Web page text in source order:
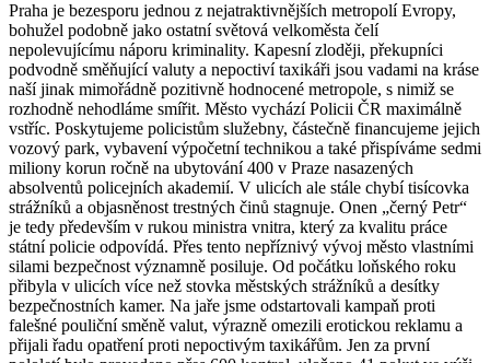
Praha je bezesporu jednou z nejatraktivnějších metropolí Evropy,
bohužel podobně jako ostatní světová velkoměsta čelí
nepolevujícímu náporu kriminality. Kapesní zloději, překupníci
podvodně směňující valuty a nepoctiví taxikáři jsou vadami na kráse
naší jinak mimořádně pozitivně hodnocené metropole, s nimiž se
rozhodně nehodláme smířit. Město vychází Policii ČR maximálně
vstříc. Poskytujeme policistům služebny, částečně financujeme jejich
vozový park, vybavení výpočetní technikou a také přispíváme sedmi
miliony korun ročně na ubytování 400 v Praze nasazených
absolventů policejních akademií. V ulicích ale stále chybí tisícovka
strážníků a objasněnost trestných činů stagnuje. Onen „černý Petr“
je tedy především v rukou ministra vnitra, který za kvalitu práce
státní policie odpovídá. Přes tento nepříznivý vývoj město vlastními
silami bezpečnost významně posiluje. Od počátku loňského roku
přibyla v ulicích více než stovka městských strážníků a desítky
bezpečnostních kamer. Na jaře jsme odstartovali kampaň proti
falešné pouliční směně valut, výrazně omezili erotickou reklamu a
přijali řadu opatření proti nepoctivým taxikářům. Jen za první